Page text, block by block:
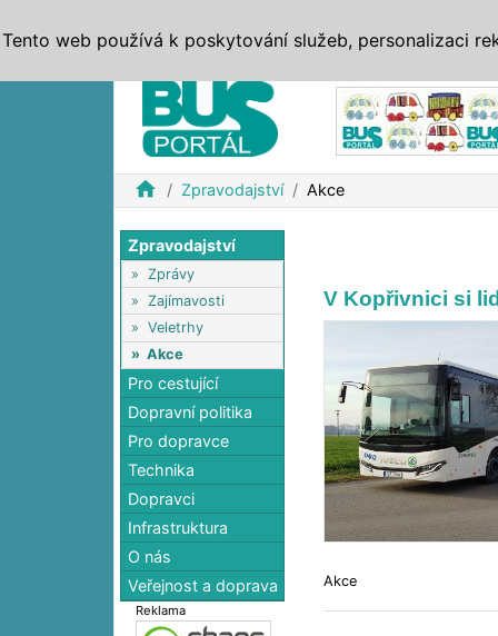
home Zpravodajství Akce
Zpravodajství
» Zprávy
» Zajímavosti
» Veletrhy
» Akce
Pro cestující
Dopravní politika
Pro dopravce
Technika
Dopravci
Infrastruktura
O nás
Veřejnost a doprava
Reklama
V Kopřivnici si
Akce
Tento web používá k poskytování služeb, personalizaci